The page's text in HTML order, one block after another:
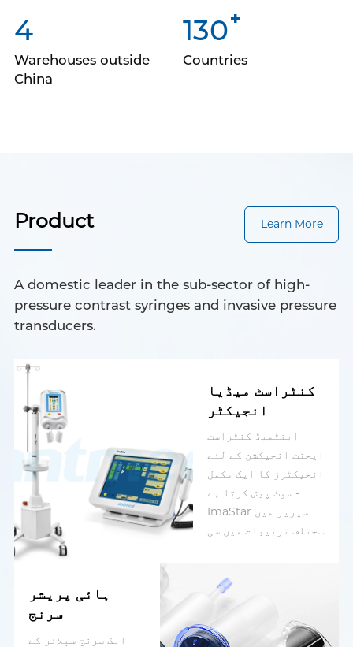
4
Warehouses outside
China
130+
Countries
Product
A domestic leader in the sub-sector of high-
pressure contrast syringes and invasive pressure
transducers.
Learn More
کنٹراسٹ میڈیا
انجیکٹر
اینٹمیڈ کنٹراسٹ
ایجنٹ انجیکشن کے لئے
انجیکٹرز کا ایک مکمل
سوٹ پیش کرتا ہے -
ImaStar سیریز میں
مختلف ترتیبات میں سی
ہیں۔
ہائی پریشر
سرنج
ایک سرنج سپلائر کے